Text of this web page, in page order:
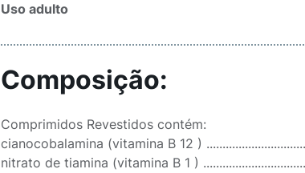
Uso adulto
Composição:
Comprimidos Revestidos contém:
cianocobalamina (vitamina B 12 )
nitrato de tiamina (vitamina B 1 )